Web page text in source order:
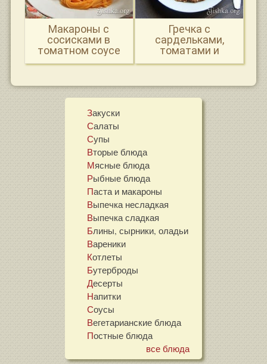
Макароны с
сосисками в
томатном соусе
Гречка с
сардельками,
томатами и
сельдереем
Закуски
Салаты
Супы
Вторые блюда
Мясные блюда
Рыбные блюда
Паста и макароны
Выпечка несладкая
Выпечка сладкая
Блины, сырники, оладьи
Вареники
Котлеты
Бутерброды
Десерты
Напитки
Соусы
Вегетарианские блюда
Постные блюда
все блюда